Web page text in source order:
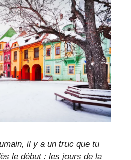
il y a un truc que tu
le début : les jours de la